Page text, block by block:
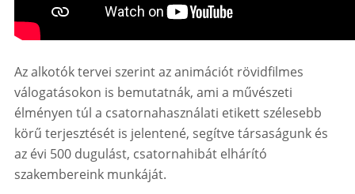
Az alkotók tervei szerint az animációt rövidfilmes
válogatásokon is bemutatnák, ami a művészeti
élményen túl a csatornahasználati etikett szélesebb
körű terjesztését is jelentené, segítve társaságunk és
az évi 500 dugulást, csatornahibát elhárító
szakembereink munkáját.